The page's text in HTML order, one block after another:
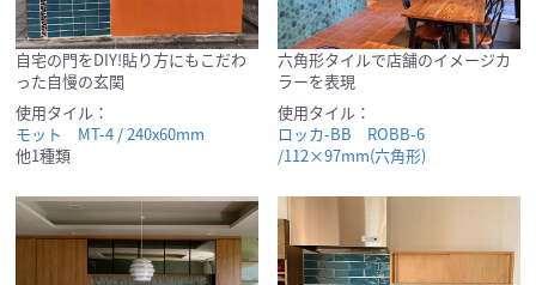
自宅の門をDIY!貼り方にもこだわ
った自慢の玄関
使用タイル：
モット MT-4 / 240x60mm
他1種類
六角形タイルで店舗のイメージカ
ラーを表現
使用タイル：
ロッカ-BB ROBB-6
/112×97mm(六角形)